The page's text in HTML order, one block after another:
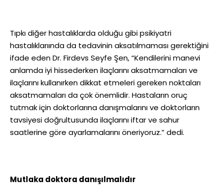
Tıpkı diğer hastalıklarda olduğu gibi psikiyatri
hastalıklarıında da tedavinin aksatılmaması gerektiğini
ifade eden Dr. Firdevs Seyfe Şen, “Kendilerini manevi
anlamda iyi hissederken ilaçlarını aksatmamaları ve
ilaçlarını kullanırken dikkat etmeleri gereken noktaları
aksatmamaları da çok önemlidir. Hastaların oruç
tutmak için doktorlarına danışmalarını ve doktorların
tavsiyesi doğrultusunda ilaçlarını iftar ve sahur
saatlerine göre ayarlamalarını öneriyoruz.” dedi.
Mutlaka doktora danışılmalıdır